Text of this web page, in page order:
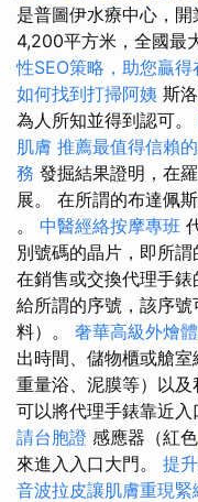
是普圖伊水療中心，
4,200平方米，全國最
性SEO策略，助您贏
如何找到打掃阿姨 斯
為人所知並得到認可。
肌膚 推薦最值得信賴
務 發掘結果證明，在
展。 在所謂的布達佩
。 中醫經絡按摩專班
別號碼的晶片，即所謂
在銷售或交換代理手
給所謂的序號，該序
料）。 奢華高級外燴
出時間、儲物櫃或艙室
重量浴、泥膜等）以及
可以將代理手錶靠近入
請台胞證 感應器（紅色
來進入入口大門。 提
音波拉皮讓肌膚重現緊